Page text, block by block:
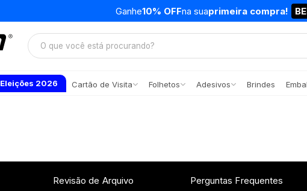
Ganhe10% OFFna suaprimeira compra!
Eleições 2026 Cartão de Visita Folhetos Adesivos Brindes
Revisão de Arquivo Perguntas Frequentes